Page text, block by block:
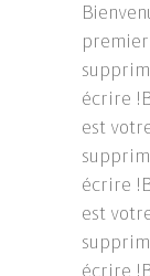
écrire
est
écrire
est
écrire